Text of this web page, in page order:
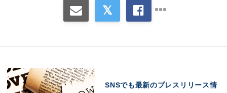
SNSでも最新のプレスリリース情